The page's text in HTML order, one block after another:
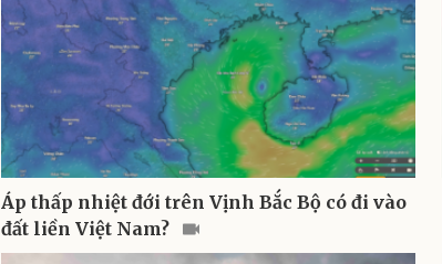
Áp thấp nhiệt đới trên Vịnh Bắc Bộ có đi vào
đất liền Việt Nam?